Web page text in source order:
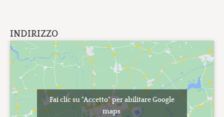
INDIRIZZO
Fai clic su "Accetto" per abilitare Google
maps